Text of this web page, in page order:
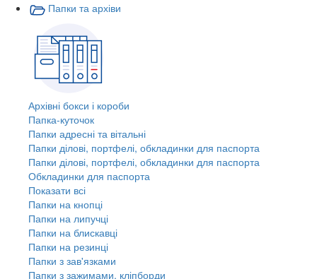
Папки та архіви
Архівні бокси і короби
Папка-куточок
Папки адресні та вітальні
Папки ділові, портфелі, обкладинки для паспорта
Папки ділові, портфелі, обкладинки для паспорта
Обкладинки для паспорта
Показати всі
Папки на кнопці
Папки на липучці
Папки на блискавці
Папки на резинці
Папки з зав'язками
Папки з зажимами, кліпборди